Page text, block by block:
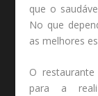
que o
No que
as melhores
O
para a